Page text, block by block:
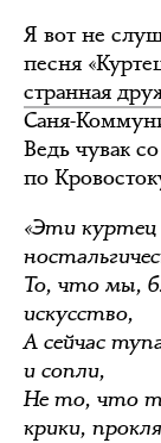
Я вот не
песня
странная
Саня-
Ведь чувак
по
«Эти куртец
То, что мы,
искусство,
А сейчас
и сопли,
Не то, что
крики,